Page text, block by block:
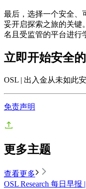
最后，选择一个安全、
妥开启探索之旅的关键
名且受监管的平台进行
立即开始安全
OSL | 出入金从未如此
免责声明
更多主题
查看更多
OSL Research 每日早报